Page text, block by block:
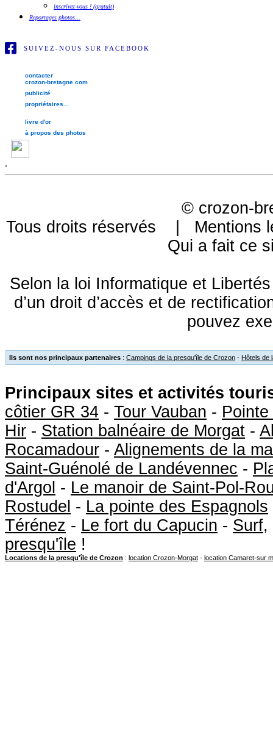
inscrivez-vous ! (gratuit)
Reportages photos...
SUIVEZ-NOUS SUR FACEBOOK
contacter
crozon-bretagne.com
publicité
propriétaires...
livre d'or
à propos des photos
.
© crozon-
Tous droits réservés | Mentions
Qui a fait ce
Selon la loi Informatique et
d’un droit d’accès et de
pouvez
Ils sont nos principaux partenaires : Campings de la presqu'île de Crozon - Hôtels de
Principaux sites et activités
côtier GR 34 - Tour Vauban -
Hir - Station balnéaire de Morgat -
Rocamadour - Alignements de la
Saint-Guénolé de Landévennec -
d'Argol - Le manoir de Saint-Pol-
Rostudel - La pointe des Espagnols
Térénez - Le fort du Capucin - Surf,
presqu'île !
Locations de la presqu'île de Crozon : location Crozon-Morgat - location Camaret-sur